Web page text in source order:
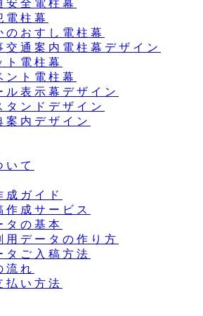
安全電柱幕
電柱幕
のおすし電柱幕
交通案内電柱幕デザイン
ト電柱幕
ント電柱幕
ル表示幕デザイン
タンドデザイン
案内デザイン
いて
成ガイド
作成サービス
タの基本
用データの作り方
タご入稿方法
流れ
払い方法